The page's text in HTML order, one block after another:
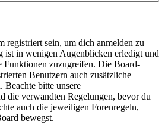
registriert sein, um dich anmelden zu
ist in wenigen Augenblicken erledigt und
Funktionen zuzugreifen. Die Board-
Benutzern auch zusätzliche
Beachte bitte unsere
die verwandten Regelungen, bevor du
auch die jeweiligen Forenregeln,
bewegst.